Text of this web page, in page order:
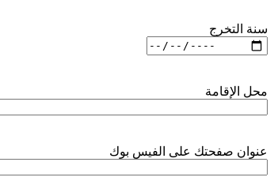
سنة التخرج
محل الإقامة
عنوان صفحتك على الفيس بوك